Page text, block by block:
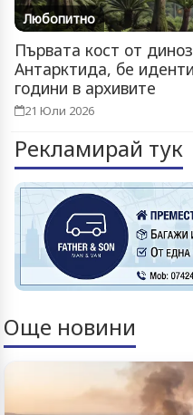
Любопитно
Първата кост от
Антарктида, бе
години в архивите
21 Юли 2026
Рекламирай тук
Още новини